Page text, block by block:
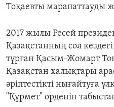
Тоқаевты марапаттауды
2017 жылы Ресей
Қазақстанның сол
тұрған Қасым-Жомарт
Қазақстан халықтары
әріптестікті нығайтуға
"Құрмет" орденін